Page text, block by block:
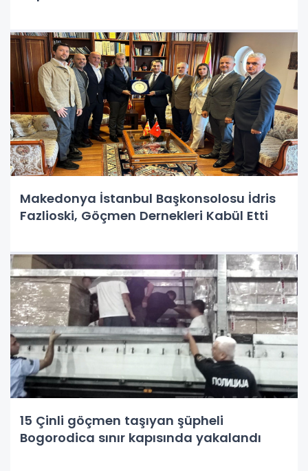
Makedonya İstanbul Başkonsolosu İdris
Fazlioski, Göçmen Dernekleri Kabül Etti
15 Çinli göçmen taşıyan şüpheli
Bogorodica sınır kapısında yakalandı